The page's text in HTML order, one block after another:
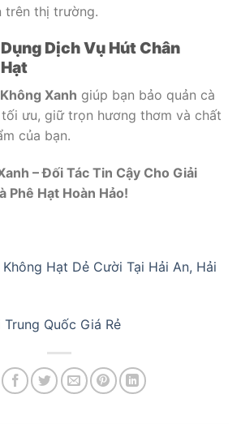
trên thị trường.
Dịch Vụ Hút Chân
Xanh giúp bạn bảo quản cà
ưu, giữ trọn hương thơm và chất
của bạn.
– Đối Tác Tin Cậy Cho Giải
Phê Hạt Hoàn Hảo!
Hạt Dẻ Cười Tại Hải An, Hải
Quốc Giá Rẻ